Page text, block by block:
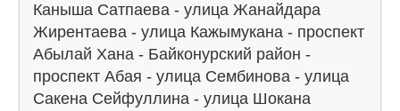
Каныша Сатпаева - улица Жанайдара
Жирентаева - улица Кажымукана - проспект
Абылай Хана - Байконурский район -
проспект Абая - улица Сембинова - улица
Сакена Сейфуллина - улица Шокана